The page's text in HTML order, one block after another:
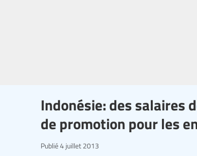
Indonésie: des salaires
de promotion pour les
Publié4 juillet 2013